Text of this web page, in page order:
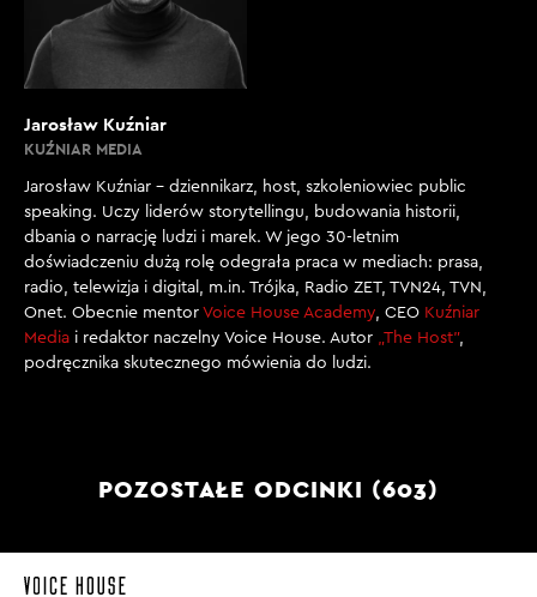
Jarosław Kuźniar
KUŹNIAR MEDIA
Jarosław Kuźniar – dziennikarz, host, szkoleniowiec public
speaking. Uczy liderów storytellingu, budowania historii,
dbania o narrację ludzi i marek. W jego 30-letnim
doświadczeniu dużą rolę odegrała praca w mediach: prasa,
radio, telewizja i digital, m.in. Trójka, Radio ZET, TVN24, TVN,
Onet. Obecnie mentor Voice House Academy, CEO Kuźniar
Media i redaktor naczelny Voice House. Autor „The Host”,
podręcznika skutecznego mówienia do ludzi.
POZOSTAŁE ODCINKI (603)